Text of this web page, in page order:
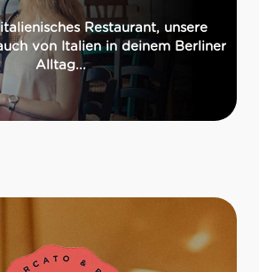
Restaurant, unsere
von Italien in deinem Berliner
Alltag...